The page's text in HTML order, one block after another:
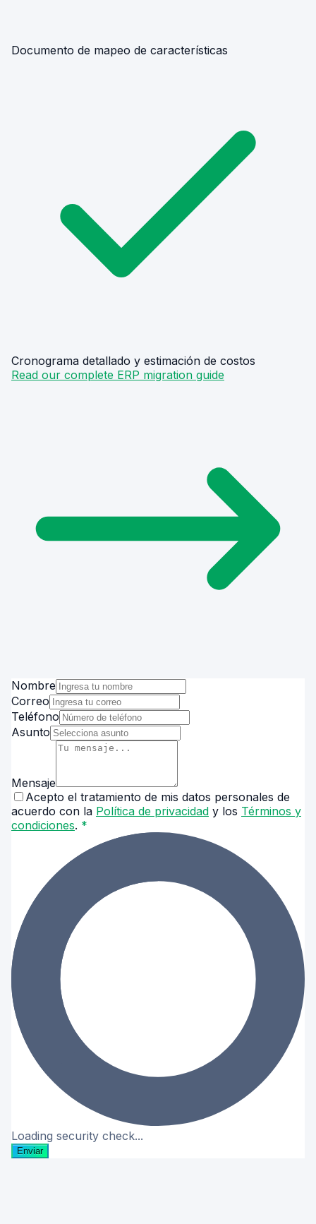
Documento de mapeo de características
Cronograma detallado y estimación de costos
Read our complete ERP migration guide
Nombre
Correo
Teléfono
Asunto
Mensaje
Acepto el tratamiento de mis datos personales de
acuerdo con la Política de privacidad y los Términos y
condiciones. *
Loading security check...
Enviar